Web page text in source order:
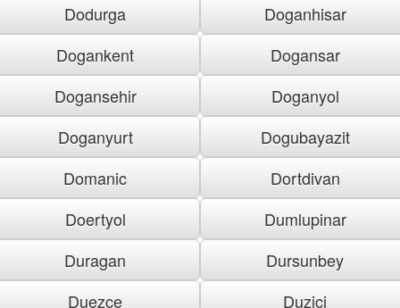
Dodurga
Doganhisar
Dogankent
Dogansar
Dogansehir
Doganyol
Doganyurt
Dogubayazit
Domanic
Dortdivan
Doertyol
Dumlupinar
Duragan
Dursunbey
Duezce
Duzici